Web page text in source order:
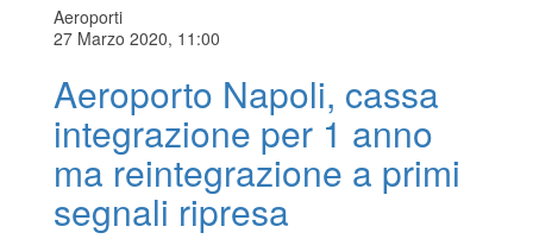
Aeroporti
27 Marzo 2020, 11:00
Aeroporto Napoli, cassa
integrazione per 1 anno
ma reintegrazione a primi
segnali ripresa